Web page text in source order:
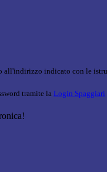
all'indirizzo indicato con le
tramite la Login Spaggiari